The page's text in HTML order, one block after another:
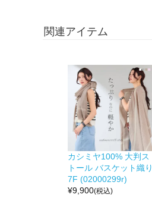
関連アイテム
カシミヤ100% 大判ス
トール バスケット織り
7F (02000299r)
¥9,900(税込)